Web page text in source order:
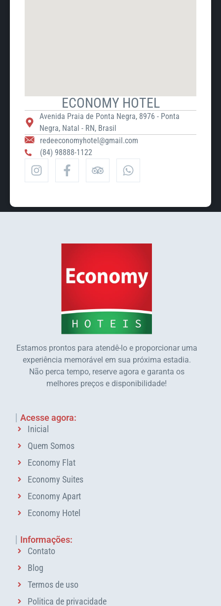
ECONOMY HOTEL
Avenida Praia de Ponta Negra, 8976 - Ponta
Negra, Natal - RN, Brasil
redeeconomyhotel@gmail.com
(84) 98888-1122
Estamos prontos para atendê-lo e proporcionar uma
experiência memorável em sua próxima estadia.
Não perca tempo, reserve agora e garanta os
melhores preços e disponibilidade!
Acesse agora:
Inicial
Quem Somos
Economy Flat
Economy Suites
Economy Apart
Economy Hotel
Informações:
Contato
Blog
Termos de uso
Politica de privacidade